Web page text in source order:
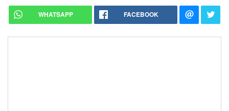
WHATSAPP FACEBOOK